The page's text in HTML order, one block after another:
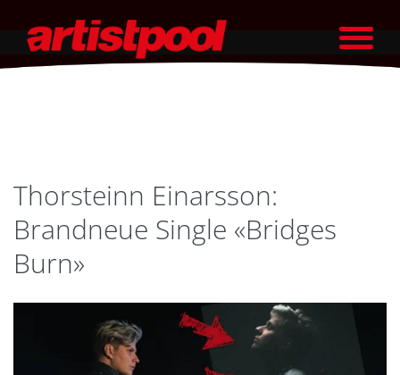
Thorsteinn Einarsson:
Brandneue Single «Bridges
Burn»